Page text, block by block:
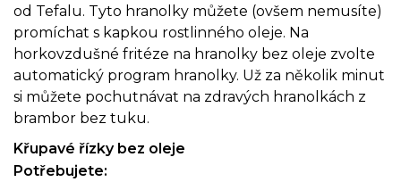
od Tefalu. Tyto hranolky můžete (ovšem nemusíte)
promíchat s kapkou rostlinného oleje. Na
horkovzdušné fritéze na hranolky bez oleje zvolte
automatický program hranolky. Už za několik minut
si můžete pochutnávat na zdravých hranolkách z
brambor bez tuku.
Křupavé řízky bez oleje
Potřebujete: